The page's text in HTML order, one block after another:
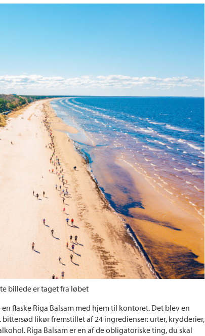
billede er taget fra løbet
flaske Riga Balsam med hjem til kontoret. Det blev en
likør fremstillet af 24 ingredienser: urter, krydderier,
Riga Balsam er en af de obligatoriske ting, du skal